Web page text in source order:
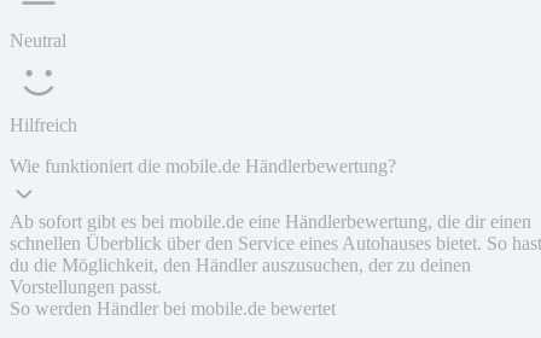
Neutral
Hilfreich
Wie funktioniert die mobile.de Händlerbewertung?
Ab sofort gibt es bei mobile.de eine Händlerbewertung, die dir einen
schnellen Überblick über den Service eines Autohauses bietet. So hast
du die Möglichkeit, den Händler auszusuchen, der zu deinen
Vorstellungen passt.
So werden Händler bei mobile.de bewertet